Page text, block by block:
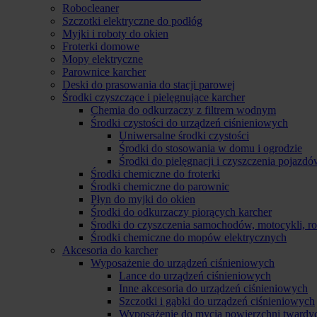
Robocleaner
Szczotki elektryczne do podłóg
Myjki i roboty do okien
Froterki domowe
Mopy elektryczne
Parownice karcher
Deski do prasowania do stacji parowej
Środki czyszczące i pielęgnujące karcher
Chemia do odkurzaczy z filtrem wodnym
Środki czystości do urządzeń ciśnieniowych
Uniwersalne środki czystości
Środki do stosowania w domu i ogrodzie
Środki do pielęgnacji i czyszczenia
Środki chemiczne do froterki
Środki chemiczne do parownic
Płyn do myjki do okien
Środki do odkurzaczy piorących karcher
Środki do czyszczenia samochodów, motocykli,
Środki chemiczne do mopów elektrycznych
Akcesoria do karcher
Wyposażenie do urządzeń ciśnieniowych
Lance do urządzeń ciśnieniowych
Inne akcesoria do urządzeń ciśnieniowych
Szczotki i gąbki do urządzeń ciśnieniowych
Wyposażenie do mycia powierzchni